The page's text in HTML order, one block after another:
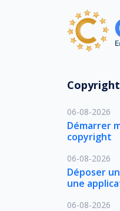
06-08-2026
Démarrer
copyright
06-08-2026
Déposer
une
06-08-2026